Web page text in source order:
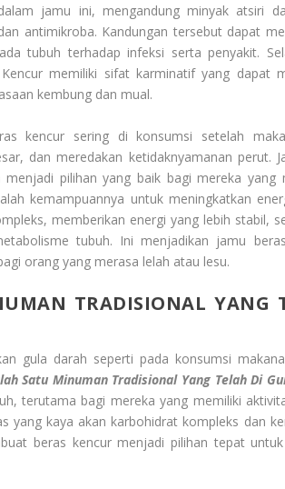
jamu ini, mengandung minyak atsiri
antimikroba. Kandungan tersebut dapat
tubuh terhadap infeksi serta penyakit.
memiliki sifat karminatif yang dapat
kembung dan mual.
kencur sering di konsumsi setelah
dan meredakan ketidaknyamanan perut.
pilihan yang baik bagi mereka yang
kemampuannya untuk meningkatkan
memberikan energi yang lebih stabil,
tubuh. Ini menjadikan jamu
orang yang merasa lelah atau lesu.
TRADISIONAL YANG
gula darah seperti pada konsumsi
Satu Minuman Tradisional Yang Telah Di
terutama bagi mereka yang memiliki
yang kaya akan karbohidrat kompleks dan
beras kencur menjadi pilihan tepat